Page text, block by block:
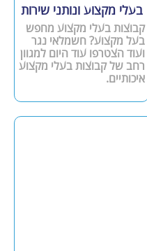
בעלי מקצוע ונותני שירות
קבוצות בעלי מקצוע מחפש
בעל מקצוע? חשמלאי נגר
ועוד הצטרפו עוד היום למגוון
רחב של קבוצות בעלי מקצוע
איכותיים.